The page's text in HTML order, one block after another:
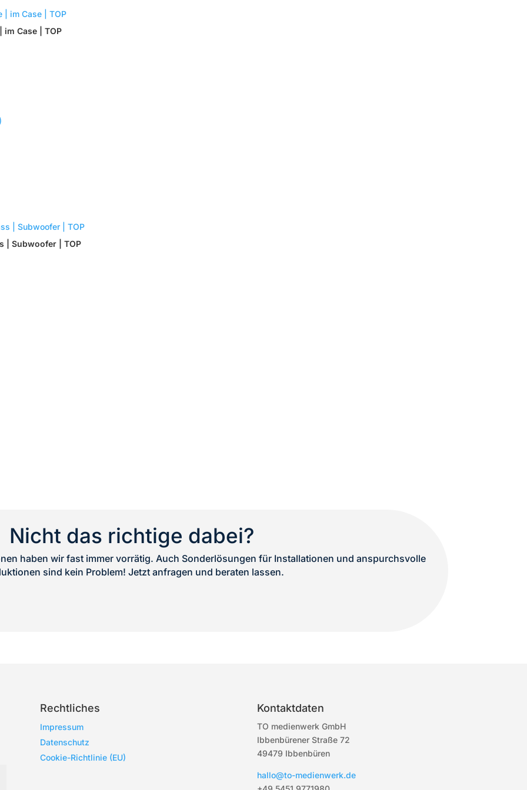
im Case | TOP
| Subwoofer | TOP
Nicht das richtige dabei?
haben wir fast immer vorrätig. Auch Sonderlösungen für Installationen und anspurchsvolle
sind kein Problem! Jetzt anfragen und beraten lassen.
Rechtliches
Impressum
Datenschutz
Cookie-Richtlinie (EU)
Kontaktdaten
TO medienwerk GmbH
Ibbenbürener Straße 72
49479 Ibbenbüren
hallo@to-medienwerk.de